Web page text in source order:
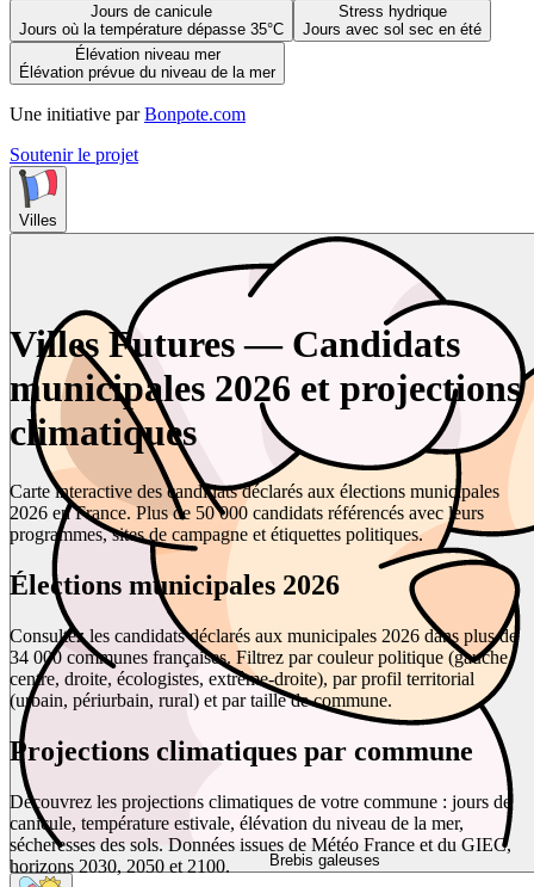
Jours de canicule
Jours où la température dépasse 35°C
Stress hydrique
Jours avec sol sec en été
Élévation niveau mer
Élévation prévue du niveau de la mer
Une initiative par Bonpote.com
Soutenir le projet
Villes
Brebis galeuses
Villes Futures — Candidats
municipales 2026 et projections
climatiques
Carte interactive des candidats déclarés aux élections municipales
2026 en France. Plus de 50 000 candidats référencés avec leurs
programmes, sites de campagne et étiquettes politiques.
Élections municipales 2026
Consultez les candidats déclarés aux municipales 2026 dans plus de
34 000 communes françaises. Filtrez par couleur politique (gauche,
centre, droite, écologistes, extrême-droite), par profil territorial
(urbain, périurbain, rural) et par taille de commune.
Projections climatiques par commune
Découvrez les projections climatiques de votre commune : jours de
canicule, température estivale, élévation du niveau de la mer,
sécheresses des sols. Données issues de Météo France et du GIEC,
horizons 2030, 2050 et 2100.